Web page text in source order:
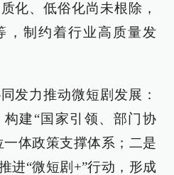
化、低俗化尚未根除，
，制约着行业高质量发
发力推动微短剧发展：
建“国家引领、部门协
一体政策支撑体系；二是
进“微短剧+”行动，形成